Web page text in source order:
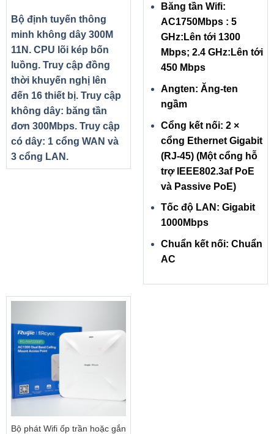
Bộ định tuyến thông
minh không dây 300M
11N. CPU lõi kép bốn
luồng. Truy cập đồng
thời khuyến nghị lên
đến 16 thiết bị. Truy cập
không dây: băng tần
đơn 300Mbps. Truy cập
có dây: 1 cổng WAN và
3 cổng LAN.
Băng tần Wifi:
AC1750Mbps : 5
GHz:Lên tới 1300
Mbps; 2.4 GHz:Lên tới
450 Mbps
Angten: Ăng-ten
ngầm
Cổng kết nối: 2 ×
cổng Ethernet Gigabit
(RJ-45) (Một cổng hỗ
trợ IEEE802.3af PoE
và Passive PoE)
Tốc độ LAN: Gigabit
1000Mbps
Chuẩn kết nối: Chuẩn
AC
Bộ phát Wifi ốp trần hoặc gắn